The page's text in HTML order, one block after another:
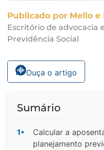
Publicado por Mello e
Escritório de advocacia
Previdência Social
Ouça o artigo
Sumário
1•
Calcular a
planejamento